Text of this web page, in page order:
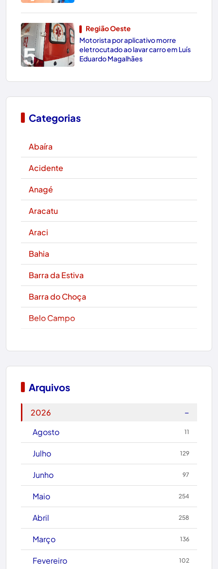
5
Região Oeste
Motorista por aplicativo morre
eletrocutado ao lavar carro em Luís
Eduardo Magalhães
Categorias
Abaíra
Acidente
Anagé
Aracatu
Araci
Bahia
Barra da Estiva
Barra do Choça
Belo Campo
Boquira
Brumado
Caculé
Caetanos
Caetité
Candiba
Cândido Sales
Arquivos
2026
−
Agosto
11
Julho 129
Junho 97
Maio 254
Abril 258
Março 136
Fevereiro 102